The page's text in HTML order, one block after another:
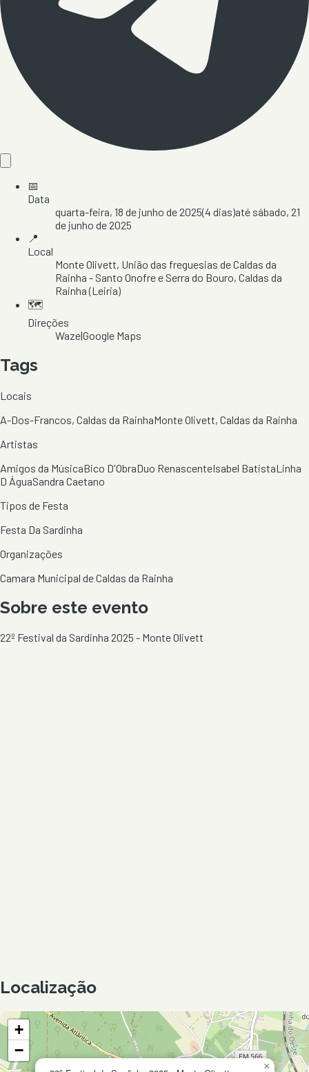
📅
Data
quarta-feira, 18 de junho de 2025(4 dias)até sábado, 21
de junho de 2025
📍
Local
Monte Olivett, União das freguesias de Caldas da
Rainha - Santo Onofre e Serra do Bouro, Caldas da
Rainha(Leiria)
🗺️
Direções
Waze|Google Maps
Tags
Locais
A-Dos-Francos, Caldas da RainhaMonte Olivett, Caldas da Rainha
Artistas
Amigos da MúsicaBico D'ObraDuo RenascenteIsabel BatistaLinha
D ÁguaSandra Caetano
Tipos de Festa
Festa Da Sardinha
Organizações
Camara Municipal de Caldas da Rainha
Sobre este evento
22º Festival da Sardinha 2025 - Monte Olivett
Localização
×
+
−